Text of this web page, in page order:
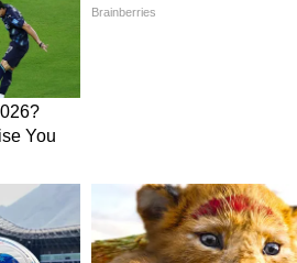
और ट्रम्प प्रशासन के बीच
रिपोर्ट्स हैं कि इस साल की
की 'घरेलू निगरानी'
घातक हथियार सिस्टम'
इनकार कर दिया था। इस
कंपनी को "सप्लाई-चेन
ठीक उस वक्त आया है जब
है, जिससे कंपनी की वैल्यूएशन